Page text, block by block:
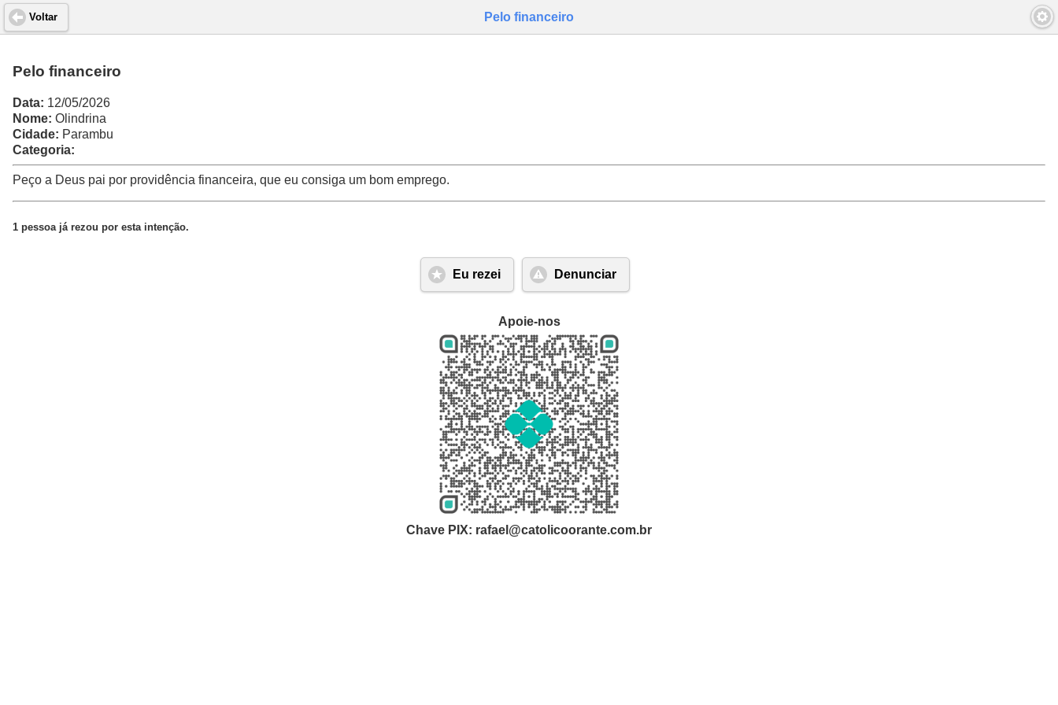
Pelo financeiro
Voltar
Pelo financeiro
Data: 12/05/2026
Nome: Olindrina
Cidade: Parambu
Categoria:
Peço a Deus pai por providência financeira, que eu consiga um bom emprego.
1 pessoa já rezou por esta intenção.
Eu rezei Denunciar
Apoie-nos
Chave PIX: rafael@catolicoorante.com.br